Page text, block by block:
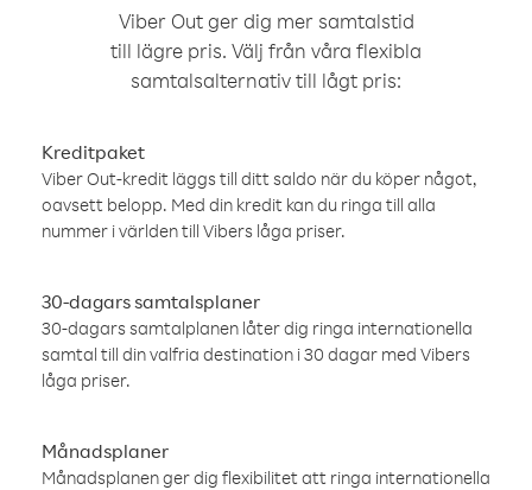
Viber Out ger dig mer samtalstid
till lägre pris. Välj från våra flexibla
samtalsalternativ till lågt pris:
Kreditpaket
Viber Out-kredit läggs till ditt saldo när du köper något,
oavsett belopp. Med din kredit kan du ringa till alla
nummer i världen till Vibers låga priser.
30-dagars samtalsplaner
30-dagars samtalplanen låter dig ringa internationella
samtal till din valfria destination i 30 dagar med Vibers
låga priser.
Månadsplaner
Månadsplanen ger dig flexibilitet att ringa internationella